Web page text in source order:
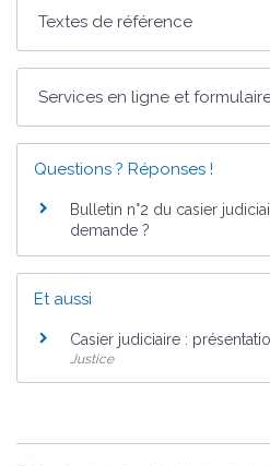
Textes de référence
Services en ligne et
Questions ? Réponses !
Bulletin n°2 du casier
demande ?
Et aussi
Casier judiciaire :
Justice